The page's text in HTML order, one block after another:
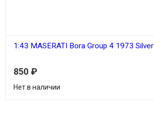
1:43 MASERATI Bora Group 4 1973 Silver
850 ₽
Нет в наличии